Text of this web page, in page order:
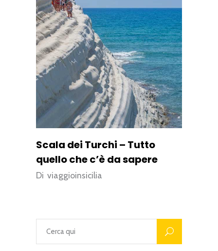
Scala dei Turchi – Tutto
quello che c’è da sapere
Di viaggioinsicilia